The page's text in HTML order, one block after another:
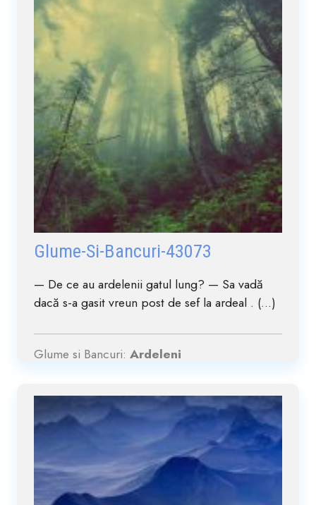
Glume-Si-Bancuri-43073
— De ce au ardelenii gatul lung? — Sa vadă
dacă s-a gasit vreun post de sef la ardeal . (...)
Glume si Bancuri: Ardeleni